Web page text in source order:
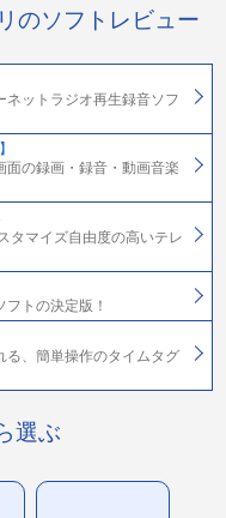
のソフトレビュー
ネットラジオ再生録音ソフ
面の録画・録音・動画音楽
タマイズ自由度の高いテレ
トの決定版！
る、簡単操作のタイムタグ
選ぶ